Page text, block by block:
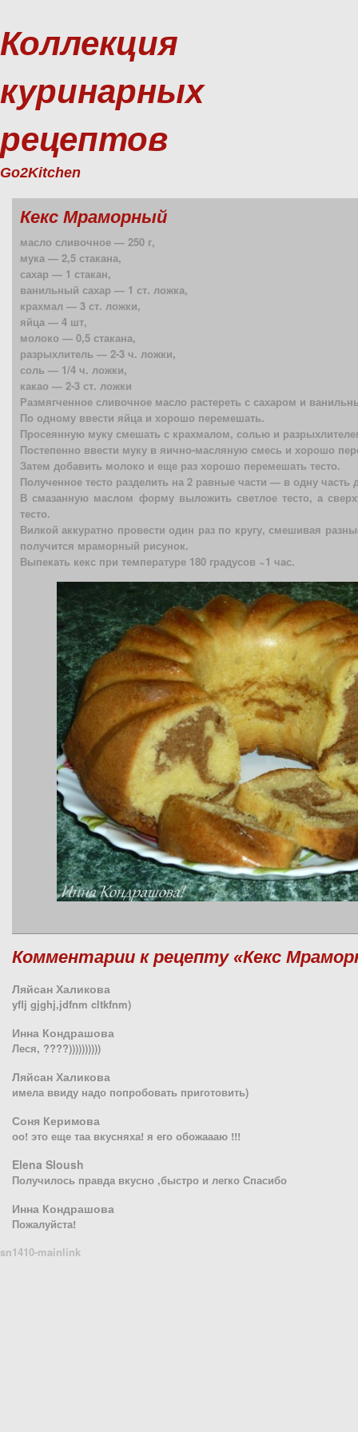
Коллекция
куринарных
рецептов
Go2Kitchen
Кекс Мраморный
масло сливочное — 250 г,
мука — 2,5 стакана,
сахар — 1 стакан,
ванильный сахар — 1 ст. ложка,
крахмал — 3 ст. ложки,
яйца — 4 шт,
молоко — 0,5 стакана,
разрыхлитель — 2-3 ч. ложки,
соль — 1/4 ч. ложки,
какао — 2-3 ст. ложки
Размягченное сливочное масло растереть с сахаром и
По одному ввести яйца и хорошо перемешать.
Просеянную муку смешать с крахмалом, солью и
Постепенно ввести муку в яично-масляную смесь и хорошо
Затем добавить молоко и еще раз хорошо перемешать тесто.
Полученное тесто разделить на 2 равные части — в одну часть
В смазанную маслом форму выложить светлое тесто, а
тесто.
Вилкой аккуратно провести один раз по кругу, смешивая
получится мраморный рисунок.
Выпекать кекс при температуре 180 градусов ~1 час.
Комментарии к рецепту «Кекс
Ляйсан Халикова
yflj gjghj,jdfnm cltkfnm)
Инна Кондрашова
Леся, ????))))))))))
Ляйсан Халикова
имела ввиду надо попробовать приготовить)
Соня Керимова
оо! это еще таа вкусняха! я его обожаааю !!!
Elena Sloush
Получилось правда вкусно ,быстро и легко Спасибо
Инна Кондрашова
Пожалуйста!
sn1410-mainlink